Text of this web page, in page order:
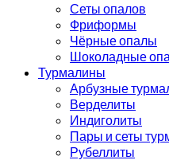
Сеты опалов
Фриформы
Чёрные опалы
Шоколадные
Турмалины
Арбузные
Верделиты
Индиголиты
Пары и сеты
Рубеллиты